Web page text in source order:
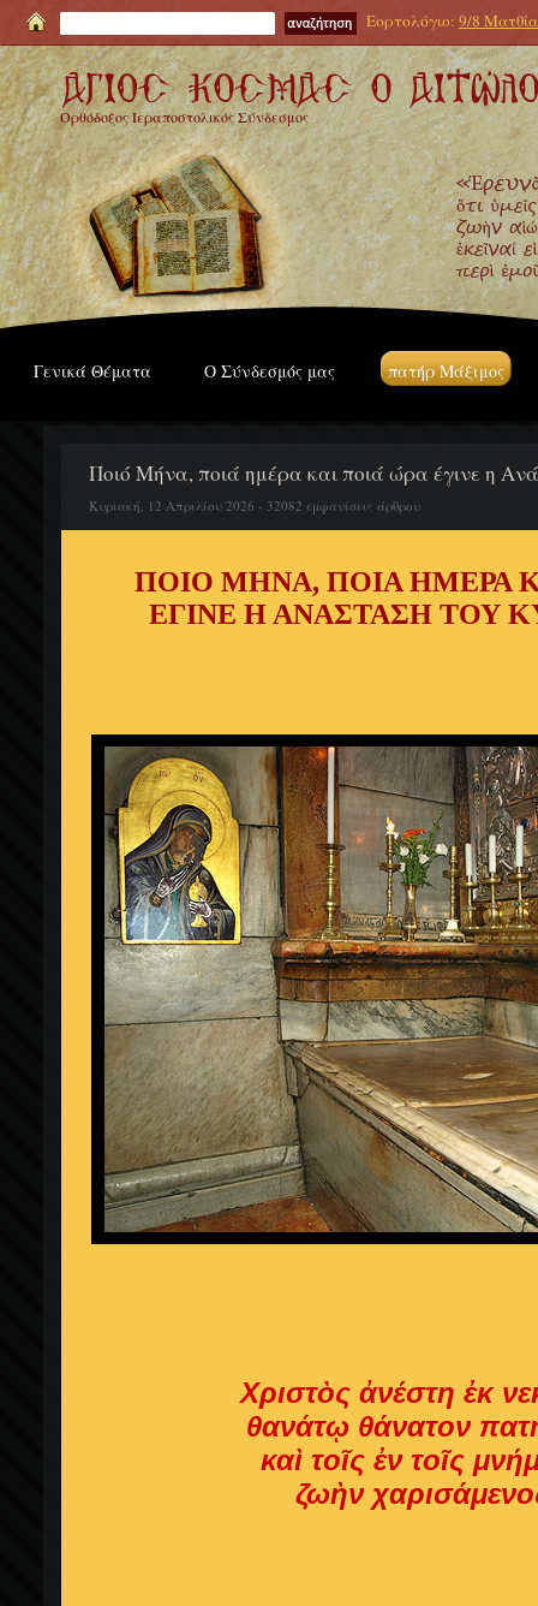
Εορτολόγιο: 9/8
Ορθόδοξος Ιεραποστολικός Σύνδεσμος
Γενικά Θέματα Ο Σύνδεσμός μας πατήρ Μάξιμος
Ποιό Μήνα, ποιά ημέρα και ποιά ώρα έγινε η
Κυριακή, 12 Απριλίου 2026 - 32082 εμφανίσεις άρθρου
ΠΟΙΟ ΜΗΝΑ, ΠΟΙΑ ΗΜΕΡΑ
ΕΓΙΝΕ Η ΑΝΑΣΤΑΣΗ ΤΟΥ
Χριστὸς ἀνέστη ἐκ
θανάτῳ θάνατον
καὶ τοῖς ἐν τοῖς
ζωὴν